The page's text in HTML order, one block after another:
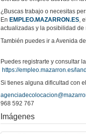
¿Buscas trabajo o necesitas
En EMPLEO.MAZARRON.ES,
actualizadas y la posibilidad de
También puedes ir a Avenida
Puedes registrarte y consultar
https://empleo.mazarron.es/
Si tienes alguna dificultad con
968 592 767
Imágenes